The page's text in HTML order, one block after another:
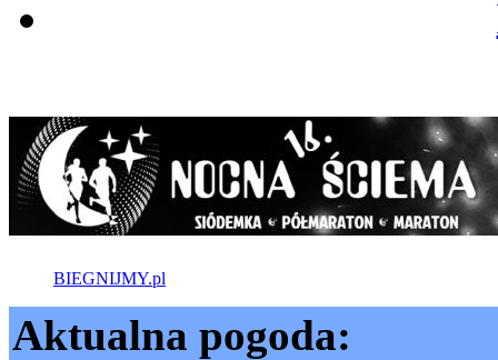
BIEGNIJMY.pl
Aktualna pogoda: